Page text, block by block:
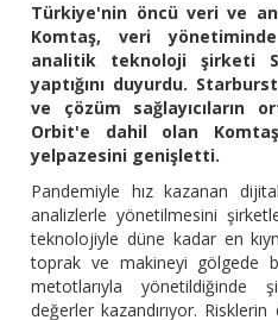
Türkiye'nin öncü veri ve
Komtaş, veri
analitik teknoloji şirketi
yaptığını duyurdu.
ve çözüm sağlayıcıların
Orbit'e dahil olan
yelpazesini genişletti.
Pandemiyle hız kazanan
analizlerle yönetilmesini
teknolojiyle düne kadar en
toprak ve makineyi gölgede
metotlarıyla yönetildiğinde
değerler kazandırıyor.